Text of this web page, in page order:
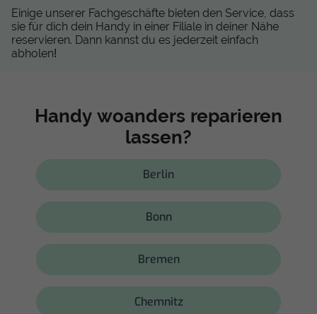
Einige unserer Fachgeschäfte bieten den Service, dass
sie für dich dein Handy in einer Filiale in deiner Nähe
reservieren. Dann kannst du es jederzeit einfach
abholen!
Handy woanders reparieren
lassen?
Berlin
Bonn
Bremen
Chemnitz